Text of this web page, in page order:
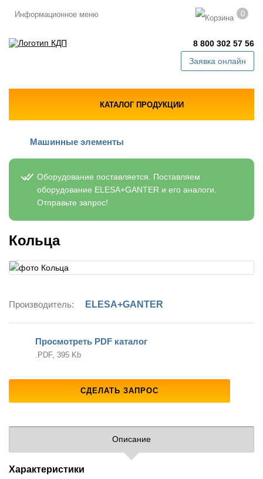
Информационное меню 0
8 800 302 57 56
Заявка онлайн
КАТАЛОГ ПРОДУКЦИИ
Машинные элементы
Оборудование поставляется. Поставляем
оборудование ELESA+GANTER и его аналоги.
Отправьте запрос!
Кольца
Производитель: ELESA+GANTER
Просмотреть PDF каталог
.PDF, 395 Kb
СДЕЛАТЬ ЗАПРОС
Описание
Характеристики